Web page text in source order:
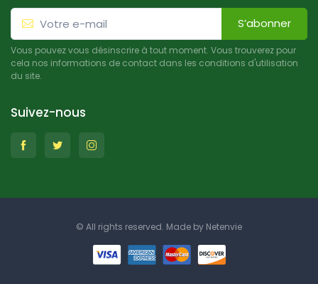
S’abonner
Vous pouvez vous désinscrire à tout moment. Vous trouverez pour
cela nos informations de contact dans les conditions d'utilisation
du site.
Suivez-nous
© All rights reserved. Made by Netenvie